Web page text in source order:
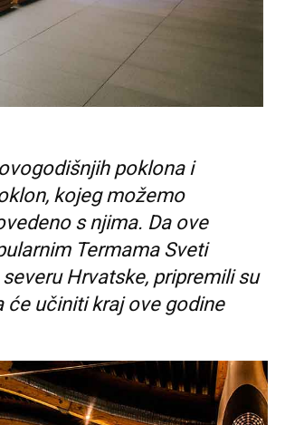
poklona i
kojeg možemo
s njima. Da ove
Termama Sveti
Hrvatske, pripremili su
će učiniti kraj ove godine